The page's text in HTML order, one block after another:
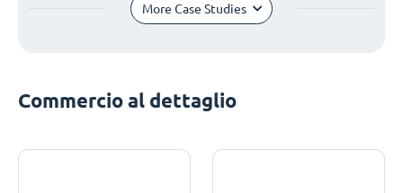
More Case Studies
Commercio al dettaglio